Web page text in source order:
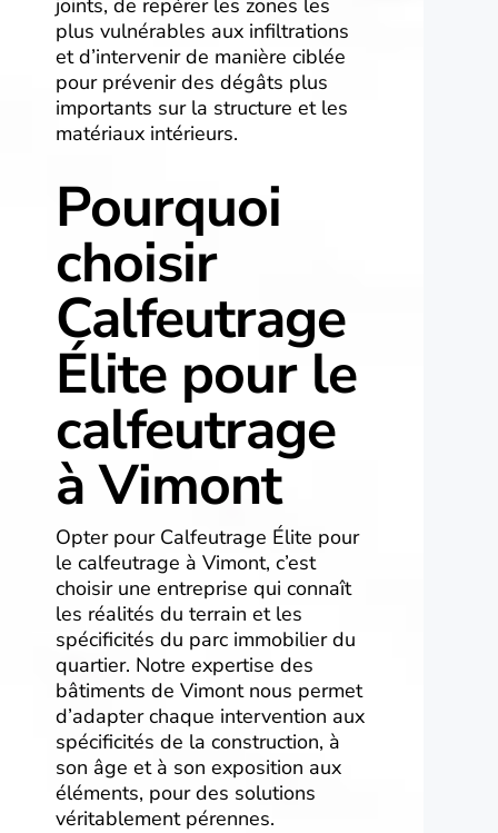
plus vulnérables aux infiltrations
et d’intervenir de manière ciblée
pour prévenir des dégâts plus
importants sur la structure et les
matériaux intérieurs.
Pourquoi
choisir
Calfeutrage
Élite pour le
calfeutrage
à Vimont
Opter pour Calfeutrage Élite pour
le calfeutrage à Vimont, c’est
choisir une entreprise qui connaît
les réalités du terrain et les
spécificités du parc immobilier du
quartier. Notre expertise des
bâtiments de Vimont nous permet
d’adapter chaque intervention aux
spécificités de la construction, à
son âge et à son exposition aux
éléments, pour des solutions
véritablement pérennes.